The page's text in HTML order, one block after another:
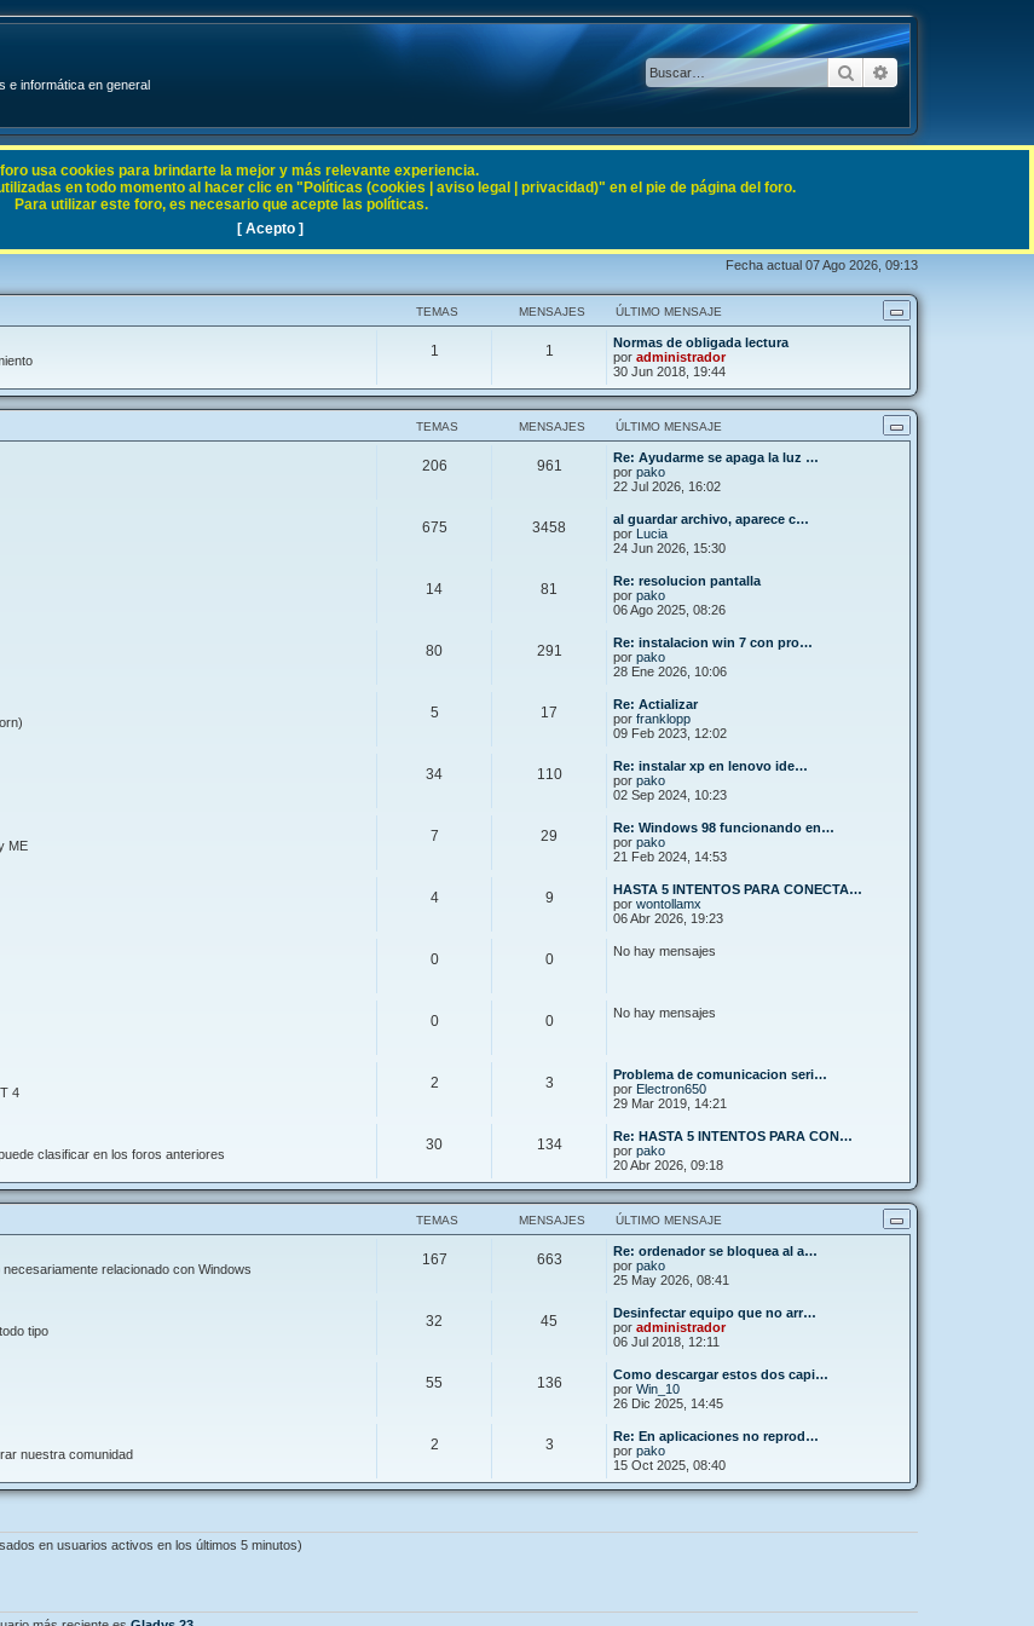
e informática en general
BuscarBúsqueda
Fecha actual 07 Ago 2026, 09:13
TEMAS MENSAJES ÚLTIMO MENSAJE
1 1
Normas de obligada lectura
por administrador
30 Jun 2018, 19:44
TEMAS MENSAJES ÚLTIMO MENSAJE
206 961
Re: Ayudarme se apaga la luz …
por pako
22 Jul 2026, 16:02
675 3458
al guardar archivo, aparece c…
por Lucia
24 Jun 2026, 15:30
14 81
Re: resolucion pantalla
por pako
06 Ago 2025, 08:26
80 291
Re: instalacion win 7 con pro…
por pako
28 Ene 2026, 10:06
5 17
Re: Actializar
por franklopp
09 Feb 2023, 12:02
34 110
Re: instalar xp en lenovo ide…
por pako
02 Sep 2024, 10:23
ME
7 29
Re: Windows 98 funcionando en…
por pako
21 Feb 2024, 14:53
4 9
HASTA 5 INTENTOS PARA CONECTA…
por wontollamx
06 Abr 2026, 19:23
0 0 No hay mensajes
0 0 No hay mensajes
4
2 3
Problema de comunicacion seri…
por Electron650
29 Mar 2019, 14:21
clasificar en los foros anteriores
30 134
Re: HASTA 5 INTENTOS PARA CON…
por pako
20 Abr 2026, 09:18
TEMAS MENSAJES ÚLTIMO MENSAJE
relacionado con Windows
167 663
Re: ordenador se bloquea al a…
por pako
25 May 2026, 08:41
tipo
32 45
Desinfectar equipo que no arr…
por administrador
06 Jul 2018, 12:11
55 136
Como descargar estos dos capi…
por Win_10
26 Dic 2025, 14:45
nuestra comunidad
2 3
Re: En aplicaciones no reprod…
por pako
15 Oct 2025, 08:40
en usuarios activos en los últimos 5 minutos)
usa cookies para brindarte la mejor y más relevante experiencia.
en todo momento al hacer clic en "Políticas (cookies | aviso legal | privacidad)" en el pie de página del foro.
Para utilizar este foro, es necesario que acepte las políticas.
[ Acepto ]